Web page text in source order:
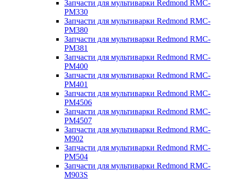
Запчасти для мультиварки Redmond RMC-
PM330
Запчасти для мультиварки Redmond RMC-
PM380
Запчасти для мультиварки Redmond RMC-
PM381
Запчасти для мультиварки Redmond RMC-
PM400
Запчасти для мультиварки Redmond RMC-
PM401
Запчасти для мультиварки Redmond RMC-
PM4506
Запчасти для мультиварки Redmond RMC-
PM4507
Запчасти для мультиварки Redmond RMC-
M902
Запчасти для мультиварки Redmond RMC-
PM504
Запчасти для мультиварки Redmond RMC-
M903S